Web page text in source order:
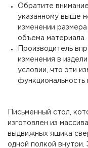
Обратите
указанному выше
изменении размера
объема материала.
Производитель
изменения в
условии, что эти
функциональность
Письменный стол,
изготовлен из
выдвижных ящика
одной полкой внутри.